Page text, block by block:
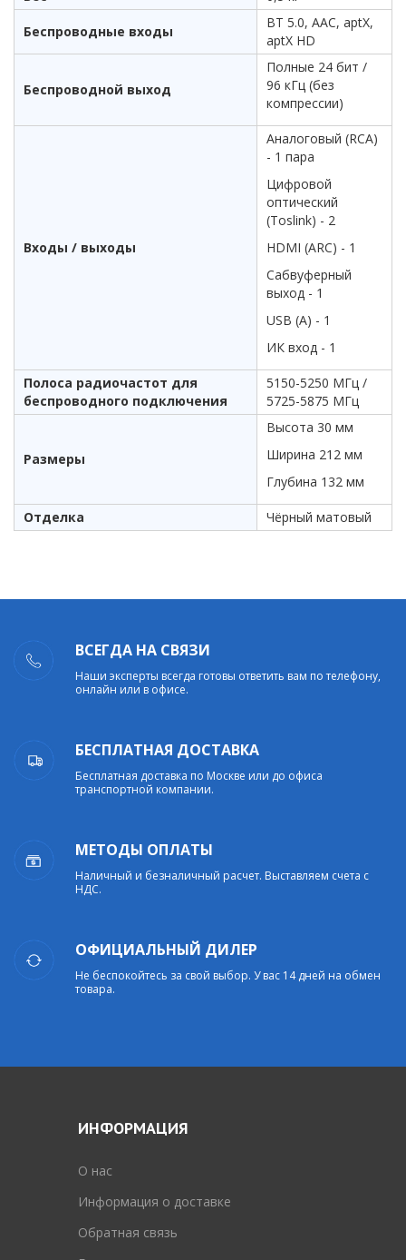
Беспроводные входы
ВТ 5.0, ААС, aptX,
aptX HD
Беспроводной выход
Полные 24 бит /
96 кГц (без
компрессии)
Входы / выходы
Аналоговый (RCA)
- 1 пара
Цифровой
оптический
(Toslink) - 2
HDMI (ARC) - 1
Сабвуферный
выход - 1
USB (A) - 1
ИК вход - 1
Полоса радиочастот для
беспроводного подключения
5150-5250 МГц /
5725-5875 МГц
Размеры
Высота 30 мм
Ширина 212 мм
Глубина 132 мм
Отделка Чёрный матовый
ВСЕГДА НА СВЯЗИ
Наши эксперты всегда готовы ответить вам по телефону,
онлайн или в офисе.
БЕСПЛАТНАЯ ДОСТАВКА
Бесплатная доставка по Москве или до офиса
транспортной компании.
МЕТОДЫ ОПЛАТЫ
Наличный и безналичный расчет. Выставляем счета с
НДС.
ОФИЦИАЛЬНЫЙ ДИЛЕР
Не беспокойтесь за свой выбор. У вас 14 дней на обмен
товара.
ИНФОРМАЦИЯ
O нас
Информация о доставке
Обратная связь